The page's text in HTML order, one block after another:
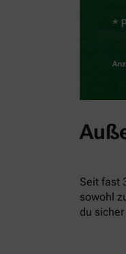
Seit fast
sowohl
du